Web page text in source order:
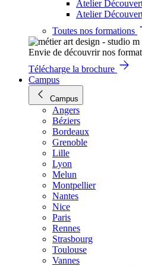
Atelier
Atelier
Toutes nos formations
Envie de découvrir nos
Télécharge la brochure
Campus
Campus
Angers
Béziers
Bordeaux
Grenoble
Lille
Lyon
Melun
Montpellier
Nantes
Nice
Paris
Rennes
Strasbourg
Toulouse
Vannes